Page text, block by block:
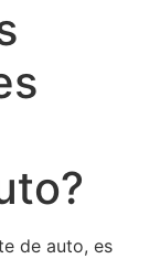
de auto, es